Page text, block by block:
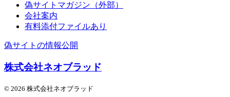
偽サイトマガジン（外部）
会社案内
有料添付ファイルあり
偽サイトの情報公開
株式会社ネオブラッド
© 2026 株式会社ネオブラッド